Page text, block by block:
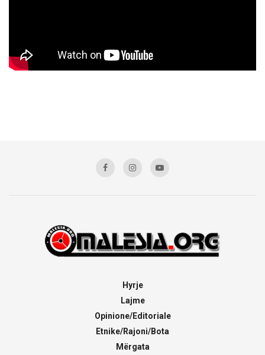
Hyrje
Lajme
Opinione/Editoriale
Etnike/Rajoni/Bota
Mërgata